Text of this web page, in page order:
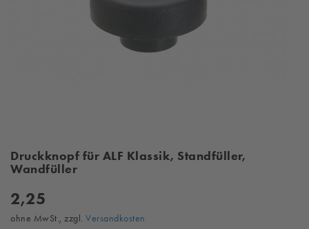
Druckknopf für ALF Klassik, Standfüller,
Wandfüller
2,25
ohne MwSt., zzgl. Versandkosten